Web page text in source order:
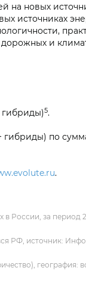
на новых
источниках
и
гибриды)5.
гибриды) по
.
России, за период
РФ, источник: